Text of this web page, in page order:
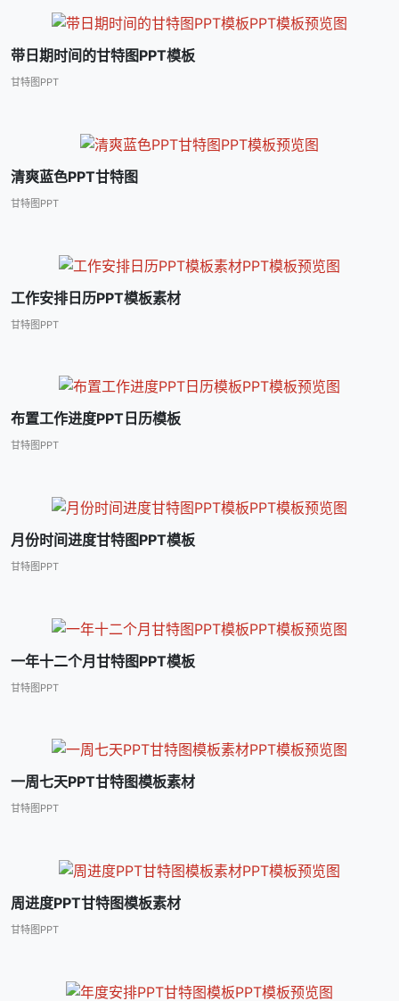
带日期时间的甘特图PPT模板
甘特图PPT
清爽蓝色PPT甘特图
甘特图PPT
工作安排日历PPT模板素材
甘特图PPT
布置工作进度PPT日历模板
甘特图PPT
月份时间进度甘特图PPT模板
甘特图PPT
一年十二个月甘特图PPT模板
甘特图PPT
一周七天PPT甘特图模板素材
甘特图PPT
周进度PPT甘特图模板素材
甘特图PPT